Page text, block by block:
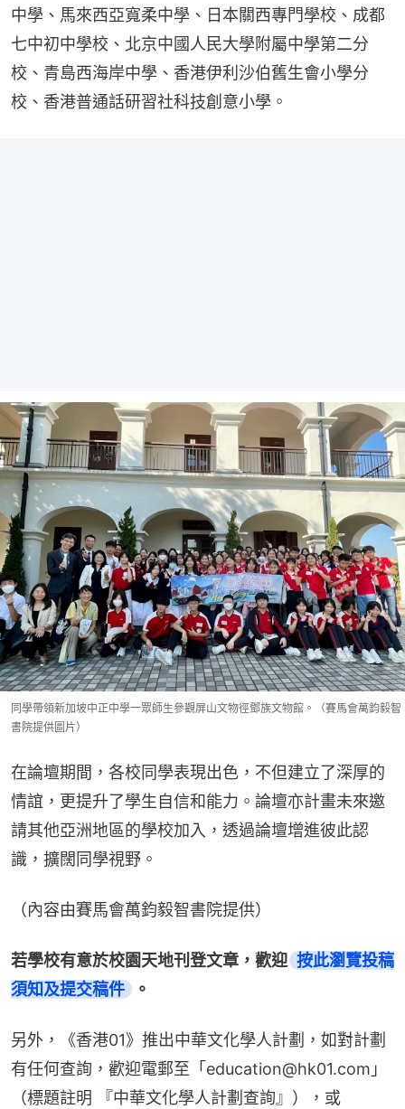
中學、馬來西亞寬柔中學、日本關西專門學校、成都
七中初中學校、北京中國人民大學附屬中學第二分
校、青島西海岸中學、香港伊利沙伯舊生會小學分
校、香港普通話研習社科技創意小學。
同學帶領新加坡中正中學一眾師生參觀屏山文物徑鄧族文物館。（賽馬會萬鈞毅智
書院提供圖片）
在論壇期間，各校同學表現出色，不但建立了深厚的
情誼，更提升了學生自信和能力。論壇亦計畫未來邀
請其他亞洲地區的學校加入，透過論壇增進彼此認
識，擴闊同學視野。
（內容由賽馬會萬鈞毅智書院提供）
若學校有意於校園天地刊登文章，歡迎 按此瀏覽投稿
須知及提交稿件
。
另外，《香港01》推出中華文化學人計劃，如對計劃
有任何查詢，歡迎電郵至「education@hk01.com」
（標題註明 『中華文化學人計劃查詢』），或